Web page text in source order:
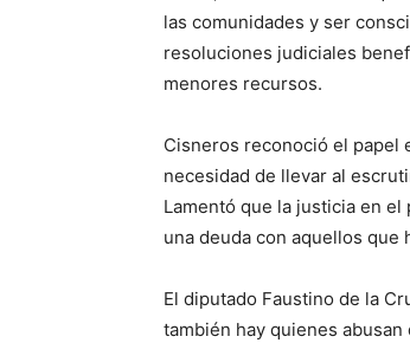
las comunidades y ser
resoluciones judiciales
menores recursos.
Cisneros reconoció el papel
necesidad de llevar al
Lamentó que la justicia en
una deuda con aquellos
El diputado Faustino de la
también hay quienes